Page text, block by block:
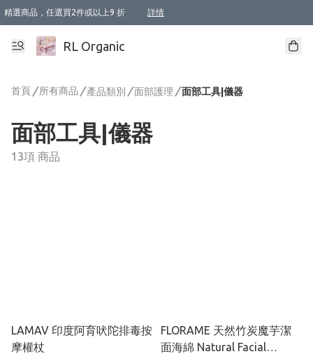
精選商品，任選買2件或以上9 折 詳情
XI周年優惠【新品自由選2件88折/3件85折】
XI周年優惠【Chakra 脈輪平衡自由選2件9折/3件85折/5件8折】
Florame 肌底自由選 2支9折 3支85折
XI周年優惠【蟲蟲退散 · 防衛結界﹞系列2件9折】
Sunki 任選2件95折
BIOFFICINA TOSCANA 任選2支9折 3支85折
Lamav 任選1件9折 2件85折
Mukti Organics 指定產品任選1件9折, 2件88折 3件85折
Intelligent Nutrients Skincare 任選2件9折
deodorant 任選2件88折
化妝品 任選2件95折
XI周年優惠【身心靈單品 任選2件9折/3件85折/5件8折】
XI周年優惠 【精油/香水 任選2件9折/3件85折/5件8折】
XI周年優惠【「關節到肌膚」全效養護 BODY OIL 組2件88折/3件85折】
XI周年優惠【夏日有機物理防曬套裝2件88折】
XI周年優惠【夏日潔面隨意選2件88折/3件85折】
XI周年優惠【逆齡奇蹟抗氧 11 自由選2件88折/3件85折/4件或以上8折】
新會員首次購物即享全單 95 折優惠！
成為VIP / VVIP 可享有生日月現金扣減獎賞優惠 !! 記得去賬户資料填上生日日期啦 !
選用順豐速運，滿$500 免運費
本地速遞 京東 送住宅/ 工商地址 $400 免運費
澳門訂單選用順豐速運，滿$800 免運費
RL Organic
首頁 / 所有商品 / 產品類別 /面部護理 /面部工具|儀器
面部工具|儀器
13項 商品
LAMAV 印度阿育吠陀排毒按
摩權杖
FLORAME 天然竹炭魔芋潔
面海綿 Natural Facial